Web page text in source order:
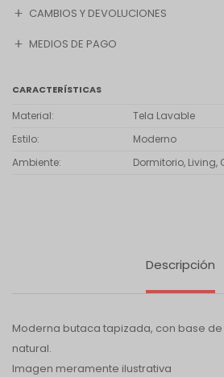
CAMBIOS Y DEVOLUCIONES
MEDIOS DE PAGO
CARACTERÍSTICAS
Material
Tela Lavable
Estilo
Moderno
Ambiente
Dormitorio, Living,
Descripción
Moderna butaca tapizada, con base
natural.
Imagen meramente ilustrativa